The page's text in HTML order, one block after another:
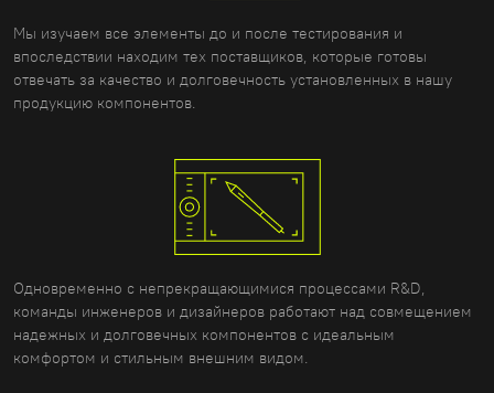
Мы изучаем все элементы до и после тестирования и
впоследствии находим тех поставщиков, которые готовы
отвечать за качество и долговечность установленных в нашу
продукцию компонентов.
Одновременно с непрекращающимися процессами R&D,
команды инженеров и дизайнеров работают над совмещением
надежных и долговечных компонентов с идеальным
комфортом и стильным внешним видом.